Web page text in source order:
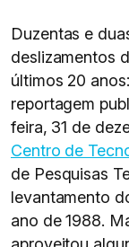
Duzentas e
deslizamentos
últimos 20
reportagem
feira, 31 de
Centro de
de Pesquisas
levantamento
ano de 1988.